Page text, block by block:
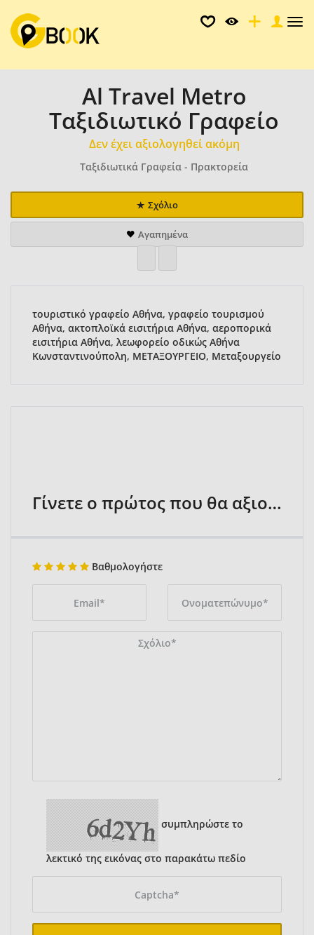
Al Travel Metro
Ταξιδιωτικό Γραφείο
Δεν έχει αξιολογηθεί ακόμη
Ταξιδιωτικά Γραφεία - Πρακτορεία
Σχόλιο
Αγαπημένα
τουριστικό γραφείο Αθήνα, γραφείο τουρισμού
Αθήνα, ακτοπλοϊκά εισιτήρια Αθήνα, αεροπορικά
εισιτήρια Αθήνα, λεωφορείο οδικώς Αθήνα
Κωνσταντινούπολη, ΜΕΤΑΞΟΥΡΓΕΙΟ, Μεταξουργείο
Γίνετε ο πρώτος που θα αξιολογήσει
Βαθμολογήστε
συμπληρώστε το
λεκτικό της εικόνας στο παρακάτω πεδίο